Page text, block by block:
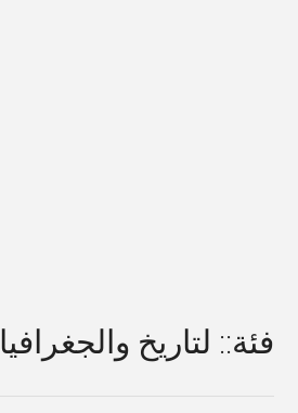
فئة:: لتاريخ والجغرافيا